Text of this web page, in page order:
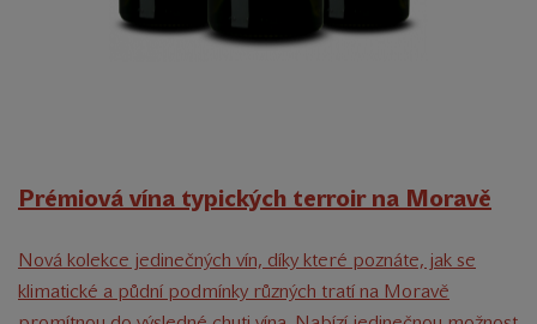
Prémiová vína typických terroir na Moravě
Nová kolekce jedinečných vín, díky které poznáte, jak se
klimatické a půdní podmínky různých tratí na Moravě